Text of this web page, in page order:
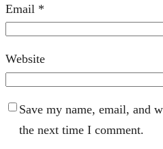
Email *
Website
Save my name, email, and
the next time I comment.